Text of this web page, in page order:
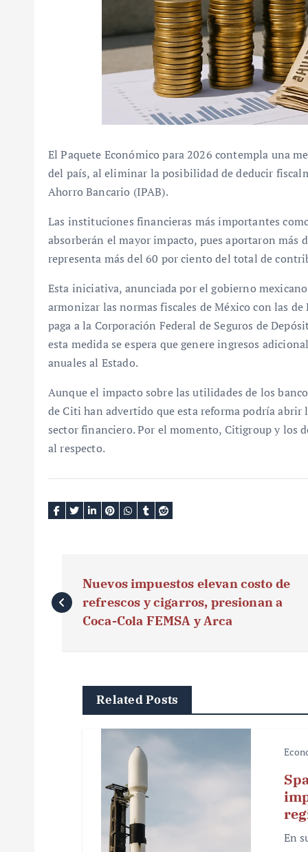
El Paquete Económico para 2026 contempla una
del país, al eliminar la posibilidad de deducir
Ahorro Bancario (IPAB).
Las instituciones financieras más importantes
absorberán el mayor impacto, pues aportaron más
representa más del 60 por ciento del total de
Esta iniciativa, anunciada por el gobierno
armonizar las normas fiscales de México con las
paga a la Corporación Federal de Seguros de
esta medida se espera que genere ingresos
anuales al Estado.
Aunque el impacto sobre las utilidades de los
de Citi han advertido que esta reforma podría
sector financiero. Por el momento, Citigroup y los
al respecto.
a
Nuevos impuestos elevan costo de
refrescos y cigarros, presionan a
Coca-Cola FEMSA y Arca
Related Posts
En